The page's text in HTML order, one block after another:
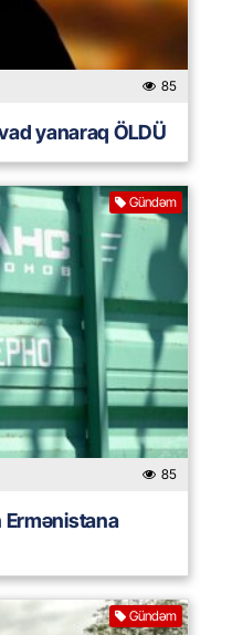
85
yanaraq ÖLDÜ
Gündəm
85
Gündəm